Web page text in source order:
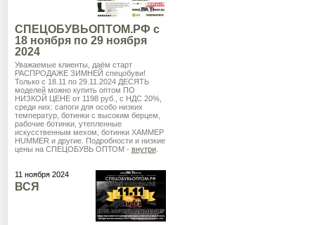
СПЕЦОБУВЬОПТОМ.РФ с
18 ноября по 29 ноября
2024
Уважаемые клиенты, даём старт
РАСПРОДАЖЕ ЗИМНЕЙ спецобуви!
Только с 18.11 по 29.11.2024 ДЕСЯТЬ
моделей можно купить оптом ПО
НИЗКОЙ ЦЕНЕ от 1198 руб., с НДС 20%,
среди них: сапоги для особо низких
температур, ботинки с высоким берцем,
рабочие ботинки, утепленные
искусственным мехом, ботинки ХАММЕР
HUMMER и другие. Подробности и низкие
цены на СПЕЦОБУВЬ ОПТОМ - внутри.
11 ноября 2024
ВСЯ